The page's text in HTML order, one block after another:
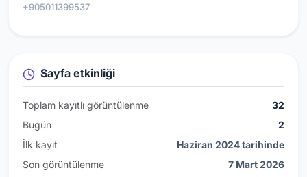
+905011399537
Sayfa etkinliği
Toplam kayıtlı görüntülenme
32
Bugün
2
İlk kayıt
Haziran 2024 tarihinde
Son görüntülenme
7 Mart 2026